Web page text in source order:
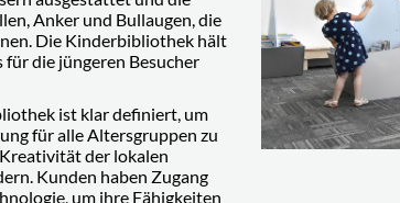
Anker und Bullaugen, die
Die Kinderbibliothek hält
für die jüngeren Besucher
ist klar definiert, um
für alle Altersgruppen zu
der lokalen
Kunden haben Zugang
um ihre Fähigkeiten